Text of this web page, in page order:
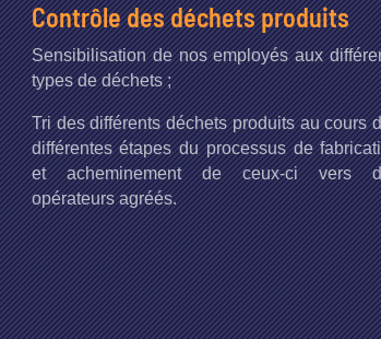
Contrôle des déchets produits
Sensibilisation de nos employés aux
types de déchets ;
Tri des différents déchets produits au cours
différentes étapes du processus de
et acheminement de ceux-ci vers
opérateurs agréés.